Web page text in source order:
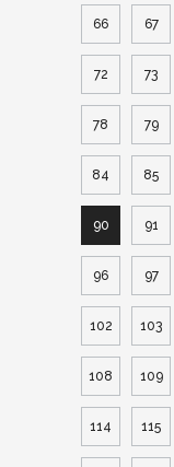
66 67
72 73
78 79
84 85
90 91
96 97
102 103
108 109
114 115